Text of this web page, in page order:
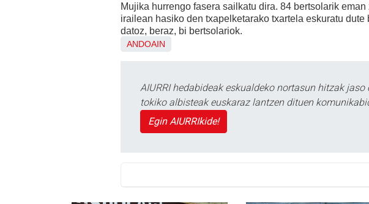
Mujika hurrengo fasera sailkatu dira. 84 bertsolarik
irailean hasiko den txapelketarako txartela eskuratu
datoz, beraz, bi bertsolariok.
ANDOAIN
AIURRI hedabideak eskualdeko nortasun hitzak
tokiko albisteak euskaraz lantzen dituen
Egin AIURRIkide!